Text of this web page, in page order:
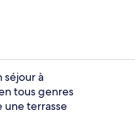
séjour à
tous genres
une terrasse